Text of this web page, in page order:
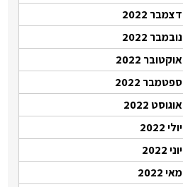
דצמבר 2022
נובמבר 2022
אוקטובר 2022
ספטמבר 2022
אוגוסט 2022
יולי 2022
יוני 2022
מאי 2022